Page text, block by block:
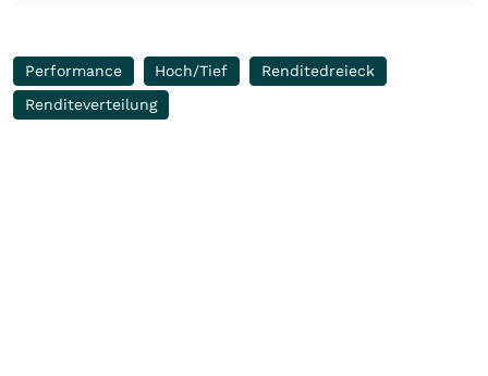
Performance Hoch/Tief
Renditedreieck
Renditeverteilung